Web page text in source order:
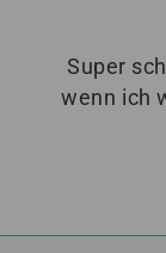
Super
wenn ich